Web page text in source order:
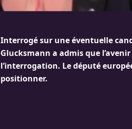
Interrogé sur une éventuelle
Glucksmann a admis que
l’interrogation. Le député
positionner.